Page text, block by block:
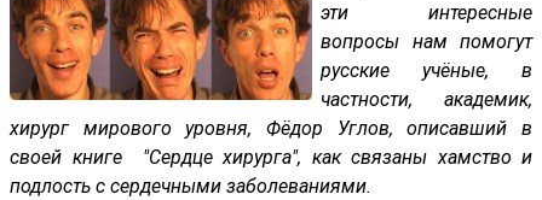
эти интересные
вопросы нам помогут
русские учёные, в
частности, академик,
хирург мирового уровня, Фёдор Углов, описавший в
своей книге "Сердце хирурга", как связаны хамство и
подлость с сердечными заболеваниями.